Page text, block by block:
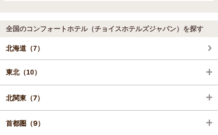
全国のコンフォートホテル（チョイスホテルズジャパン）を探す
北海道（7）
東北（10）
青森（1）
岩手（2）
北関東（7）
栃木（2）
首都圏（9）